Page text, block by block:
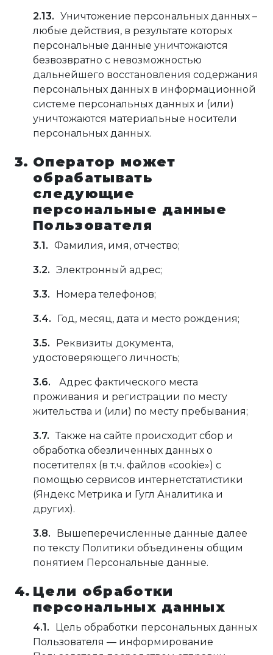
Уничтожение персональных данных –
любые действия, в результате которых
персональные данные уничтожаются
безвозвратно с невозможностью
дальнейшего восстановления содержания
персональных данных в информационной
системе персональных данных и (или)
уничтожаются материальные носители
персональных данных.
Оператор может
обрабатывать
следующие
персональные данные
Пользователя
Фамилия, имя, отчество;
Электронный адрес;
Номера телефонов;
Год, месяц, дата и место рождения;
Реквизиты документа,
удостоверяющего личность;
Адрес фактического места
проживания и регистрации по месту
жительства и (или) по месту пребывания;
Также на сайте происходит сбор и
обработка обезличенных данных о
посетителях (в т.ч. файлов «cookie») с
помощью сервисов интернетстатистики
(Яндекс Метрика и Гугл Аналитика и
других).
Вышеперечисленные данные далее
по тексту Политики объединены общим
понятием Персональные данные.
Цели обработки
персональных данных
Цель обработки персональных данных
Пользователя — информирование